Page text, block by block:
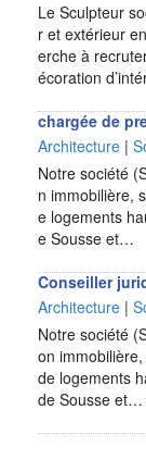
Le Sculpteur
r et extérieur
erche à
écoration
chargée de
Architecture |
Notre société
n immobilière,
e logements
e Sousse et…
Conseiller
Architecture |
Notre société
on
de logements
de Sousse et…